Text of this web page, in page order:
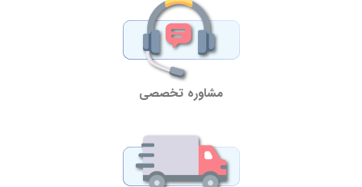
مشاوره تخصصی